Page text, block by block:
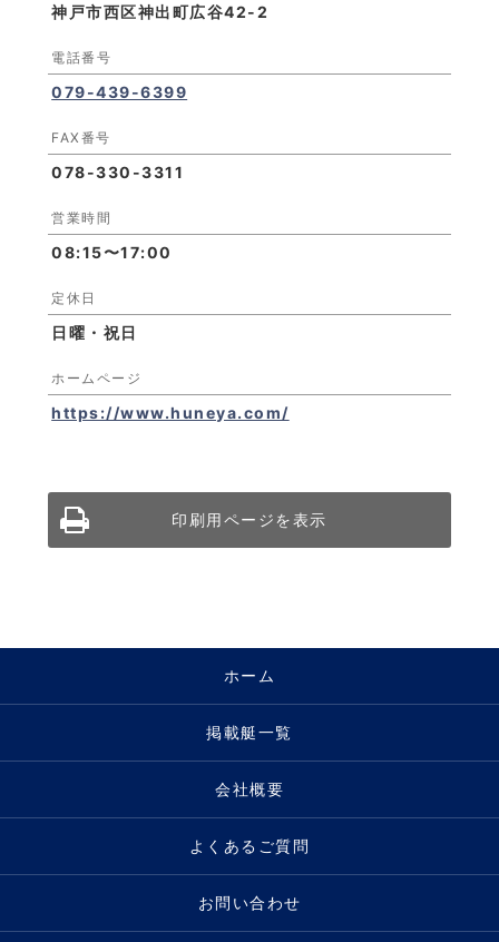
神戸市西区神出町広谷42-2
電話番号
079-439-6399
FAX番号
078-330-3311
営業時間
08:15〜17:00
定休日
日曜・祝日
ホームページ
https://www.huneya.com/
印刷用ページを表示
ホーム
掲載艇一覧
会社概要
よくあるご質問
お問い合わせ